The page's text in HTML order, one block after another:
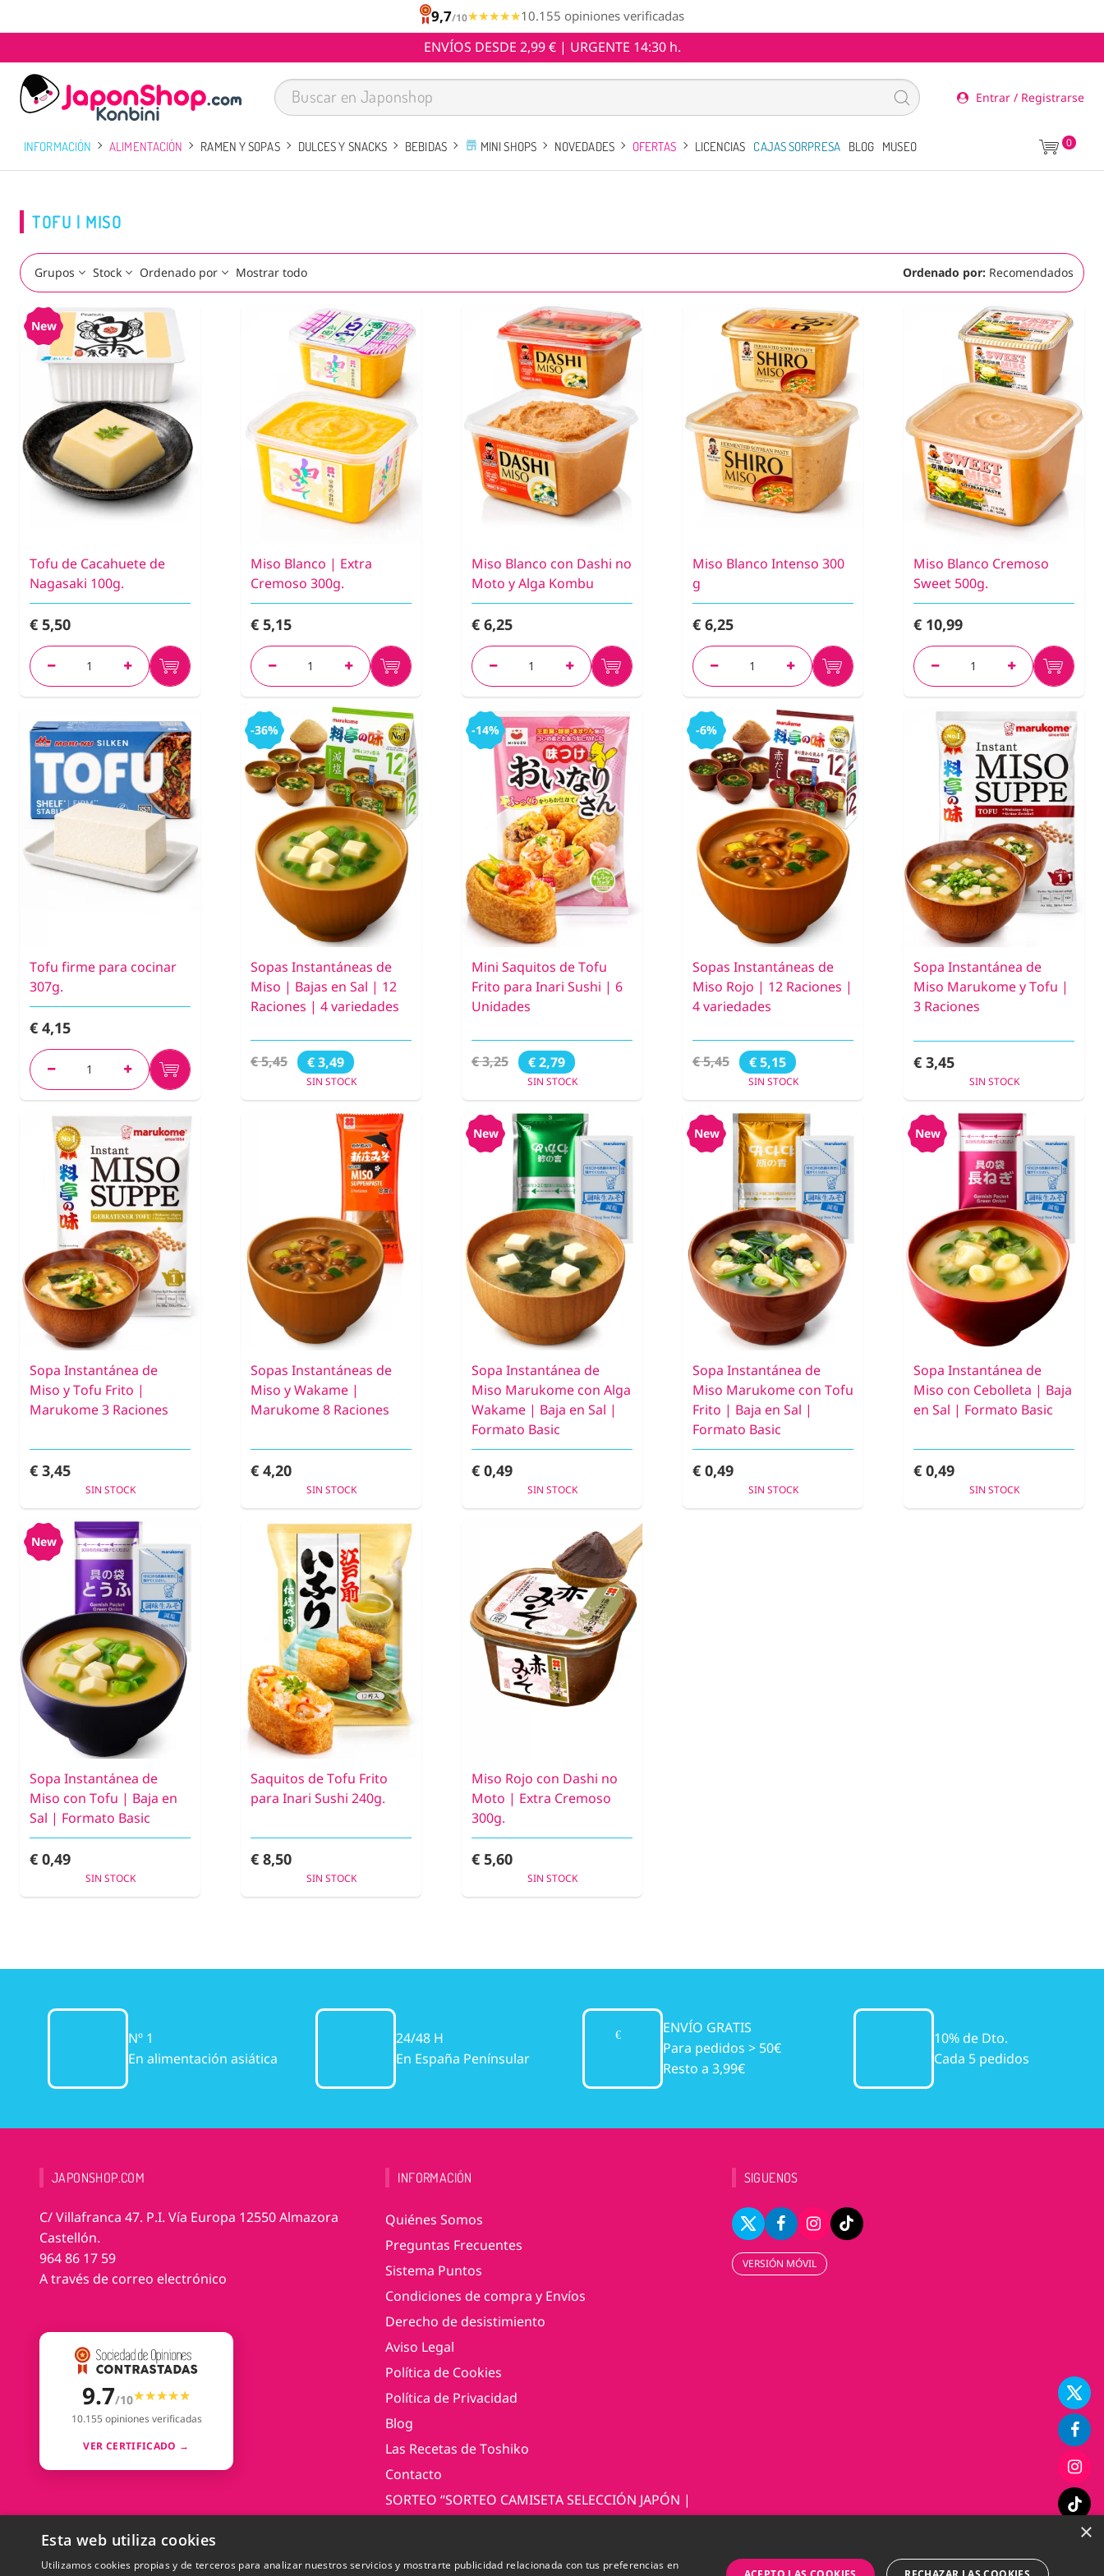
9,7/10★★★★★
★★★★★10.155 opiniones verificadas
ENVÍOS DESDE 2,99 € | URGENTE 14:30 h.
Entrar / Registrarse
INFORMACIÓN ALIMENTACIÓN RAMEN Y SOPAS DULCES Y SNACKS BEBIDAS MINI SHOPS NOVEDADES OFERTAS LICENCIAS CAJAS SORPRESA BLOG MUSEO 0
TOFU | MISO
Grupos Stock Ordenado por Mostrar todo Ordenado por: Recomendados
New
Tofu de Cacahuete de
Nagasaki 100g.
€ 5,50
Miso Blanco | Extra
Cremoso 300g.
€ 5,15
Miso Blanco con Dashi no
Moto y Alga Kombu
€ 6,25
Miso Blanco Intenso 300
g
€ 6,25
Miso Blanco Cremoso
Sweet 500g.
€ 10,99
Tofu firme para cocinar
307g.
€ 4,15
-36%
Sopas Instantáneas de
Miso | Bajas en Sal | 12
Raciones | 4 variedades
€ 5,45 € 3,49
SIN STOCK
-14%
Mini Saquitos de Tofu
Frito para Inari Sushi | 6
Unidades
€ 3,25 € 2,79
SIN STOCK
-6%
Sopas Instantáneas de
Miso Rojo | 12 Raciones |
4 variedades
€ 5,45 € 5,15
SIN STOCK
Sopa Instantánea de
Miso Marukome y Tofu |
3 Raciones
€ 3,45
SIN STOCK
Sopa Instantánea de
Miso y Tofu Frito |
Marukome 3 Raciones
€ 3,45
SIN STOCK
Sopas Instantáneas de
Miso y Wakame |
Marukome 8 Raciones
€ 4,20
SIN STOCK
New
Sopa Instantánea de
Miso Marukome con Alga
Wakame | Baja en Sal |
Formato Basic
€ 0,49
SIN STOCK
New
Sopa Instantánea de
Miso Marukome con Tofu
Frito | Baja en Sal |
Formato Basic
€ 0,49
SIN STOCK
New
Sopa Instantánea de
Miso con Cebolleta | Baja
en Sal | Formato Basic
€ 0,49
SIN STOCK
New
Sopa Instantánea de
Miso con Tofu | Baja en
Sal | Formato Basic
€ 0,49
SIN STOCK
Saquitos de Tofu Frito
para Inari Sushi 240g.
€ 8,50
SIN STOCK
Miso Rojo con Dashi no
Moto | Extra Cremoso
300g.
€ 5,60
SIN STOCK
Nº 1
En alimentación asiática
24/48 H
En España Penínsular
ENVÍO GRATIS
Para pedidos > 50€
Resto a 3,99€
10% de Dto.
Cada 5 pedidos
JAPONSHOP.COM
C/ Villafranca 47. P.I. Vía Europa 12550 Almazora
Castellón.
964 86 17 59
A través de correo electrónico
9.7/10★★★★★
★★★★★
10.155 opiniones verificadas
VER CERTIFICADO →
INFORMACIÓN
Quiénes Somos
Preguntas Frecuentes
Sistema Puntos
Condiciones de compra y Envíos
Derecho de desistimiento
Aviso Legal
Política de Cookies
Política de Privacidad
Blog
Las Recetas de Toshiko
Contacto
SORTEO “SORTEO CAMISETA SELECCIÓN JAPÓN |
MUNDIAL 2026”
SIGUENOS
VERSIÓN MÓVIL
×
Esta web utiliza cookies
Utilizamos cookies propias y de terceros para analizar nuestros servicios y mostrarte publicidad relacionada con tus preferencias en